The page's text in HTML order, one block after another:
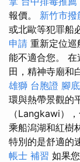
報價。 新竹市撥
或北歐等犯罪船
申請 重新定位巡
能不適合您。
田，精神寺廟和
雄獅 台胞證 腳
環與熱帶景觀的
（Langkawi）
乘船潟湖和紅樹
特別的是舒適的
帳士 補習 如果